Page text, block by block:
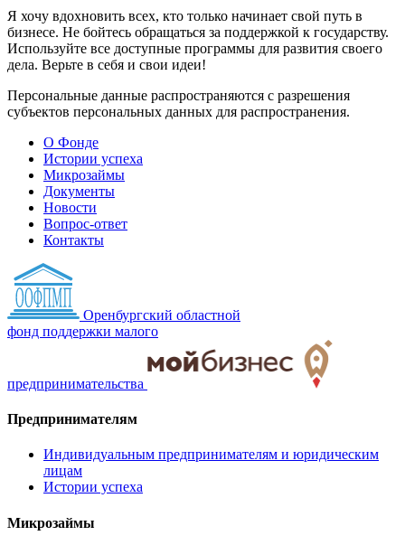
Я хочу вдохновить всех, кто только начинает свой путь в
бизнесе. Не бойтесь обращаться за поддержкой к государству.
Используйте все доступные программы для развития своего
дела. Верьте в себя и свои идеи!
Персональные данные распространяются с разрешения
субъектов персональных данных для распространения.
О Фонде
Истории успеха
Микрозаймы
Документы
Новости
Вопрос-ответ
Контакты
Оренбургский областной
фонд поддержки малого
предпринимательства
Предпринимателям
Индивидуальным предпринимателям и юридическим
лицам
Истории успеха
Микрозаймы